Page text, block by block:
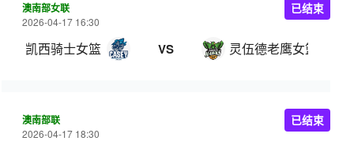
澳南部女联
2026-04-17 16:30
凯西骑士女篮 VS 灵伍德老鹰女篮
已结束
澳南部联
2026-04-17 18:30
已结束